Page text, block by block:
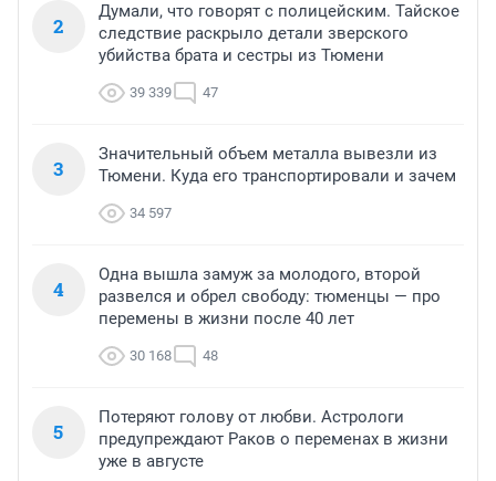
2
Думали, что говорят с полицейским. Тайское
следствие раскрыло детали зверского
убийства брата и сестры из Тюмени
39 339 47
3
Значительный объем металла вывезли из
Тюмени. Куда его транспортировали и зачем
34 597
4
Одна вышла замуж за молодого, второй
развелся и обрел свободу: тюменцы — про
перемены в жизни после 40 лет
30 168 48
5
Потеряют голову от любви. Астрологи
предупреждают Раков о переменах в жизни
уже в августе